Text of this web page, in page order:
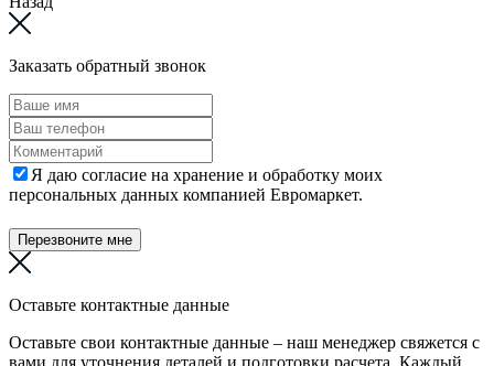
Заказать обратный звонок
Я даю согласие на хранение и обработку моих
персональных данных компанией Евромаркет.
Перезвоните мне
Оставьте контактные данные
Оставьте свои контактные данные – наш менеджер свяжется с
вами для уточнения деталей и подготовки расчета. Каждый